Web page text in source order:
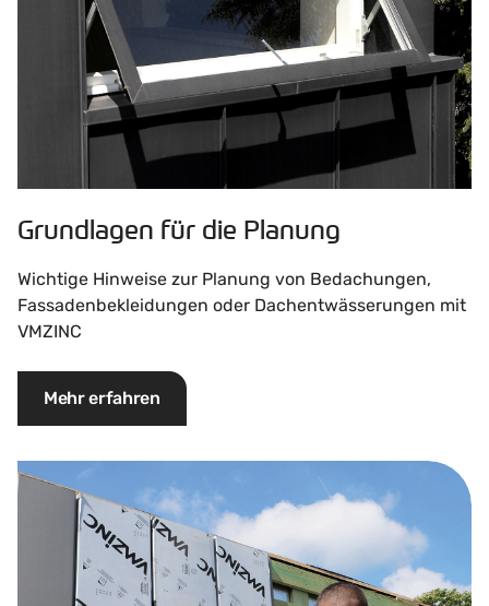
Grundlagen für die Planung
Wichtige Hinweise zur Planung von Bedachungen,
Fassadenbekleidungen oder Dachentwässerungen mit
VMZINC
Mehr erfahren